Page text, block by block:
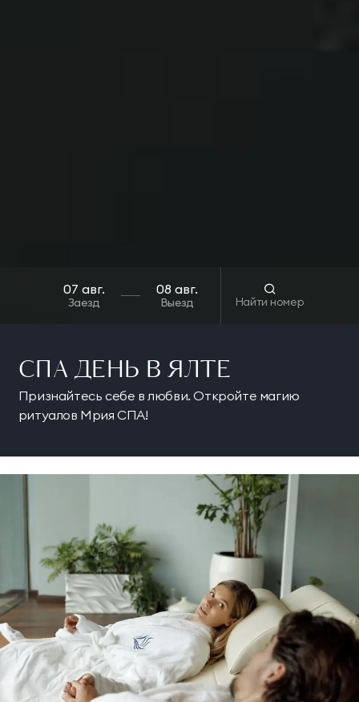
СПА ДЕНЬ В ЯЛТЕ
Признайтесь себе в любви. Откройте магию
ритуалов Мрия СПА!
Заезд Выезд Найти номер